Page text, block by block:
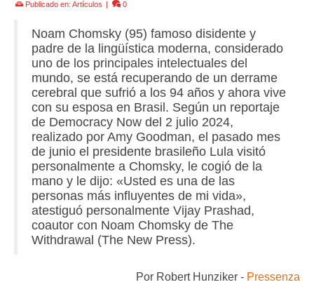
Publicado en: Artículos | 0
Noam Chomsky (95) famoso disidente y
padre de la lingüística moderna, considerado
uno de los principales intelectuales del
mundo, se está recuperando de un derrame
cerebral que sufrió a los 94 años y ahora vive
con su esposa en Brasil. Según un reportaje
de Democracy Now del 2 julio 2024,
realizado por Amy Goodman, el pasado mes
de junio el presidente brasileño Lula visitó
personalmente a Chomsky, le cogió de la
mano y le dijo: «Usted es una de las
personas más influyentes de mi vida»,
atestiguó personalmente Vijay Prashad,
coautor con Noam Chomsky de The
Withdrawal (The New Press).
Por Robert Hunziker - Pressenza